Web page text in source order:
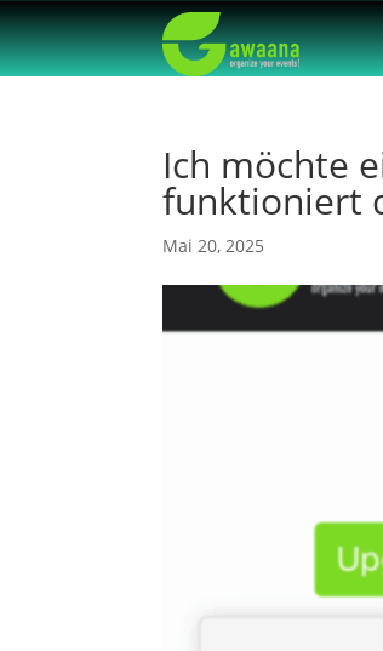
Ich möchte
funktioniert
Mai 20, 2025